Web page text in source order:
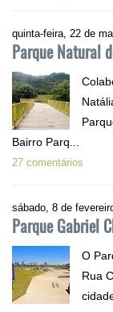
quinta-feira, 22 de
Parque Natural
Bairro Parq...
27 comentários
sábado, 8 de
Parque Gabriel
O
Rua